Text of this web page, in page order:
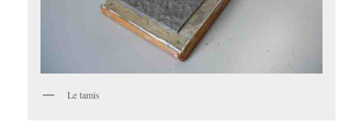
Le tamis